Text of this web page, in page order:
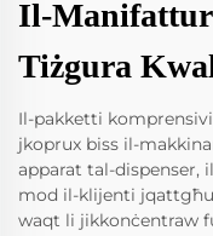
Il-
Tiżgura
Il-pakketti
jkoprux biss il-
apparat tal-dispenser,
mod il-klijenti
waqt li jikkonċentraw